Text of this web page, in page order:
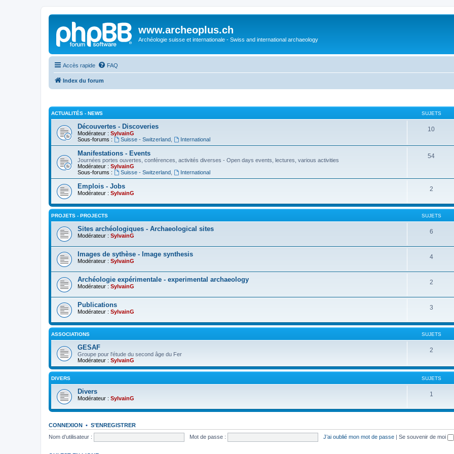
www.archeoplus.ch
Archéologie suisse et internationale - Swiss and international archaeology
Accès rapide FAQ
Index du forum
ACTUALITÉS - NEWS SUJETS
Découvertes - Discoveries
Modérateur : SylvainG
Sous-forums :
Suisse - Switzerland, International
10
Manifestations - Events
Journées portes ouvertes, conférences, activités diverses - Open days events, lectures, various activities
Modérateur : SylvainG
Sous-forums :
Suisse - Switzerland, International
54
Emplois - Jobs
Modérateur : SylvainG
2
PROJETS - PROJECTS SUJETS
Sites archéologiques - Archaeological sites
Modérateur : SylvainG
6
Images de sythèse - Image synthesis
Modérateur : SylvainG
4
Archéologie expérimentale - experimental archaeology
Modérateur : SylvainG
2
Publications
Modérateur : SylvainG
3
ASSOCIATIONS SUJETS
GESAF
Groupe pour l'étude du second âge du Fer
Modérateur : SylvainG
2
DIVERS SUJETS
Divers
Modérateur : SylvainG
1
CONNEXION • S’ENREGISTRER
Nom d’utilisateur :
Mot de passe : J’ai oublié mon mot de passe | Se souvenir de moi